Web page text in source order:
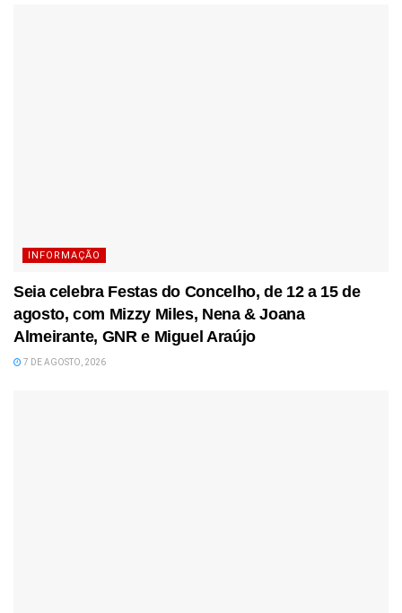
INFORMAÇÃO
Seia celebra Festas do Concelho, de 12 a 15 de
agosto, com Mizzy Miles, Nena & Joana
Almeirante, GNR e Miguel Araújo
7 DE AGOSTO, 2026